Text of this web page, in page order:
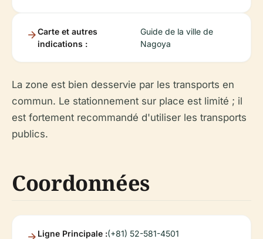
Carte et autres
indications :
Guide de la ville de
Nagoya
La zone est bien desservie par les transports en
commun. Le stationnement sur place est limité ; il
est fortement recommandé d'utiliser les transports
publics.
Coordonnées
Ligne Principale :(+81) 52-581-4501